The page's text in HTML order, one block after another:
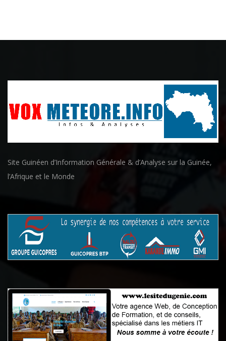
Site Guinéen d’Information Générale & d’Analyse sur la Guinée,
l’Afrique et le Monde